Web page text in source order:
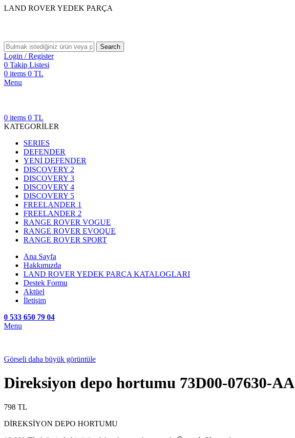
LAND ROVER YEDEK PARÇA
Search
Login / Register
0 Takip Listesi
0 items 0 TL
Menu
0 items 0 TL
KATEGORİLER
SERIES
DEFENDER
YENİ DEFENDER
DISCOVERY 2
DISCOVERY 3
DISCOVERY 4
DISCOVERY 5
FREELANDER 1
FREELANDER 2
RANGE ROVER VOGUE
RANGE ROVER EVOQUE
RANGE ROVER SPORT
Ana Sayfa
Hakkımızda
LAND ROVER YEDEK PARÇA KATALOGLARI
Destek Formu
Aktüel
İletişim
0 533 650 79 04
Menu
Görseli daha büyük görüntüle
Direksiyon depo hortumu 73D00-07630-AA
798 TL
DİREKSİYON DEPO HORTUMU